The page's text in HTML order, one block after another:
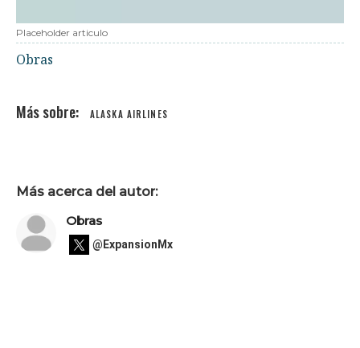
Placeholder articulo
Obras
ALASKA AIRLINES
Más acerca del autor:
Obras
@ExpansionMx